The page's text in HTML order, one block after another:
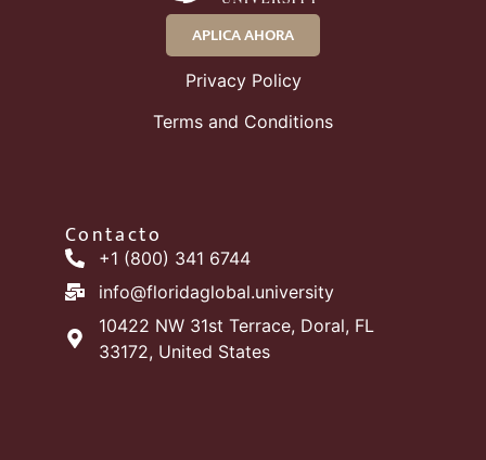
APLICA AHORA
Privacy Policy
Terms and Conditions
Contacto
+1 (800) 341 6744
info@floridaglobal.university
10422 NW 31st Terrace, Doral, FL
33172, United States